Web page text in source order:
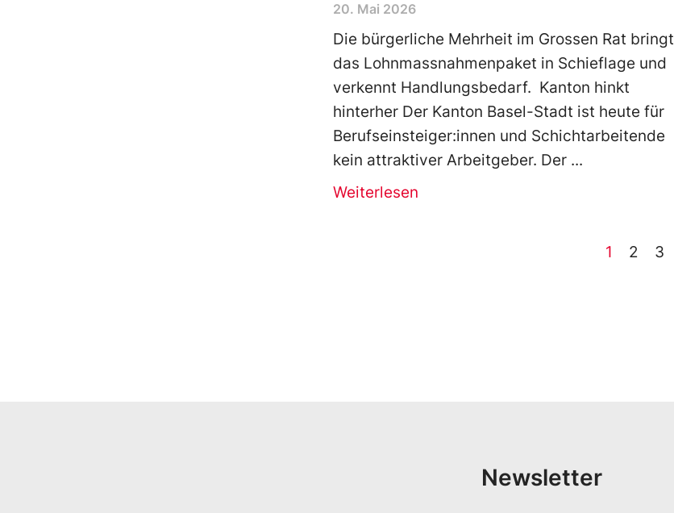
20. Mai 2026
Die bürgerliche Mehrheit im Grossen Rat bringt
das Lohnmassnahmenpaket in Schieflage und
verkennt Handlungsbedarf. Kanton hinkt
hinterher Der Kanton Basel-Stadt ist heute für
Berufseinsteiger:innen und Schichtarbeitende
kein attraktiver Arbeitgeber. Der
Weiterlesen
1 2 3
Newsletter